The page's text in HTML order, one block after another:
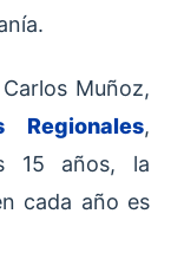
Muñoz,
Regionales,
15 años, la
cada año es